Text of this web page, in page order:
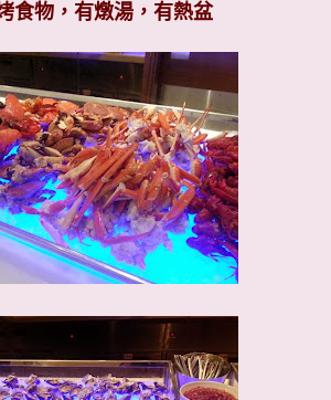
食物，有燉湯，有熱盆